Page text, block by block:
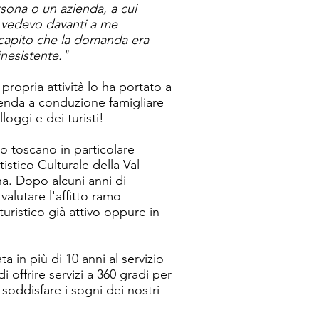
o un azienda, a cui
davanti a me
che la domanda era
attività lo ha portato a
a conduzione famigliare
e dei turisti!
toscano in particolare
Culturale della Val
Dopo alcuni anni di
l'affitto ramo
già attivo oppure in
in più di 10 anni al servizio
offrire servizi a 360 gradi per
i sogni dei nostri